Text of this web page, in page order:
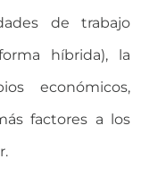
de trabajo
híbrida), la
económicos,
factores a los